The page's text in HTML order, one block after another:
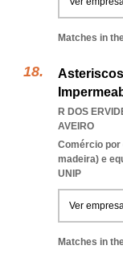
Matches in
R DOS
AVEIRO
Comércio
madeira) e
UNIP
Ver
Matches in